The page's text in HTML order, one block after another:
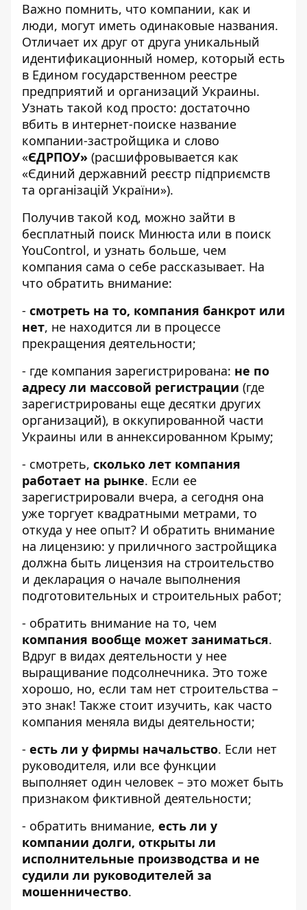
Важно помнить, что компании, как и
люди, могут иметь одинаковые названия.
Отличает их друг от друга уникальный
идентификационный номер, который есть
в Едином государственном реестре
предприятий и организаций Украины.
Узнать такой код просто: достаточно
вбить в интернет-поиске название
компании-застройщика и слово
«ЄДРПОУ» (расшифровывается как
«Єдиний державний реєстр підприємств
та організацій України»).
Получив такой код, можно зайти в
бесплатный поиск Минюста или в поиск
YouControl, и узнать больше, чем
компания сама о себе рассказывает. На
что обратить внимание:
- смотреть на то, компания банкрот или
нет, не находится ли в процессе
прекращения деятельности;
- где компания зарегистрирована: не по
адресу ли массовой регистрации (где
зарегистрированы еще десятки других
организаций), в оккупированной части
Украины или в аннексированном Крыму;
- смотреть, сколько лет компания
работает на рынке. Если ее
зарегистрировали вчера, а сегодня она
уже торгует квадратными метрами, то
откуда у нее опыт? И обратить внимание
на лицензию: у приличного застройщика
должна быть лицензия на строительство
и декларация о начале выполнения
подготовительных и строительных работ;
- обратить внимание на то, чем
компания вообще может заниматься.
Вдруг в видах деятельности у нее
выращивание подсолнечника. Это тоже
хорошо, но, если там нет строительства –
это знак! Также стоит изучить, как часто
компания меняла виды деятельности;
- есть ли у фирмы начальство. Если нет
руководителя, или все функции
выполняет один человек – это может быть
признаком фиктивной деятельности;
- обратить внимание, есть ли у
компании долги, открыты ли
исполнительные производства и не
судили ли руководителей за
мошенничество.